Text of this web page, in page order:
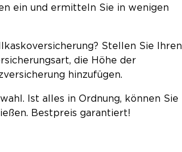
ein und ermitteln Sie in wenigen
Stellen Sie Ihren
die Höhe der
hinzufügen.
Ist alles in Ordnung, können Sie
Bestpreis garantiert!